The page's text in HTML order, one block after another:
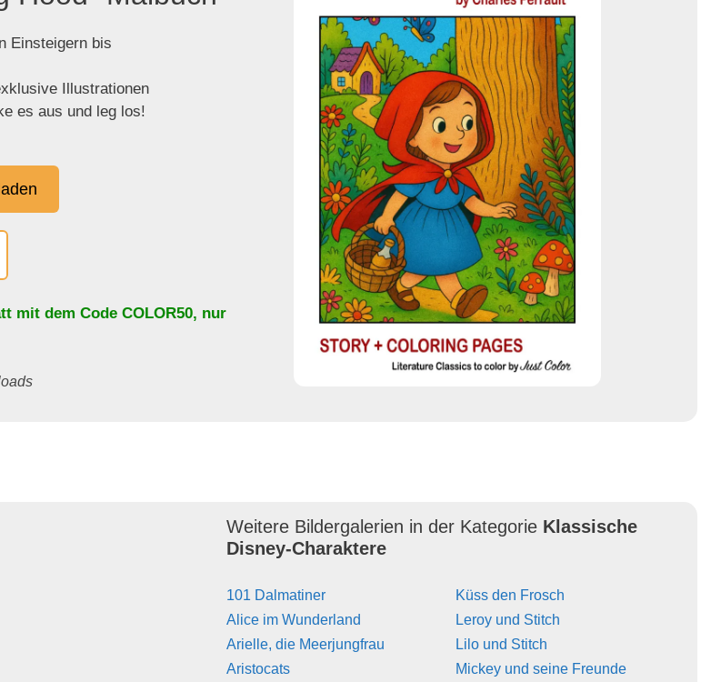
Einsteigern bis
Illustrationen
es aus und leg los!
mit dem Code COLOR50, nur
Weitere Bildergalerien in der Kategorie Klassische
Disney-Charaktere
101 Dalmatiner
Alice im Wunderland
Arielle, die Meerjungfrau
Aristocats
Küss den Frosch
Leroy und Stitch
Lilo und Stitch
Mickey und seine Freunde